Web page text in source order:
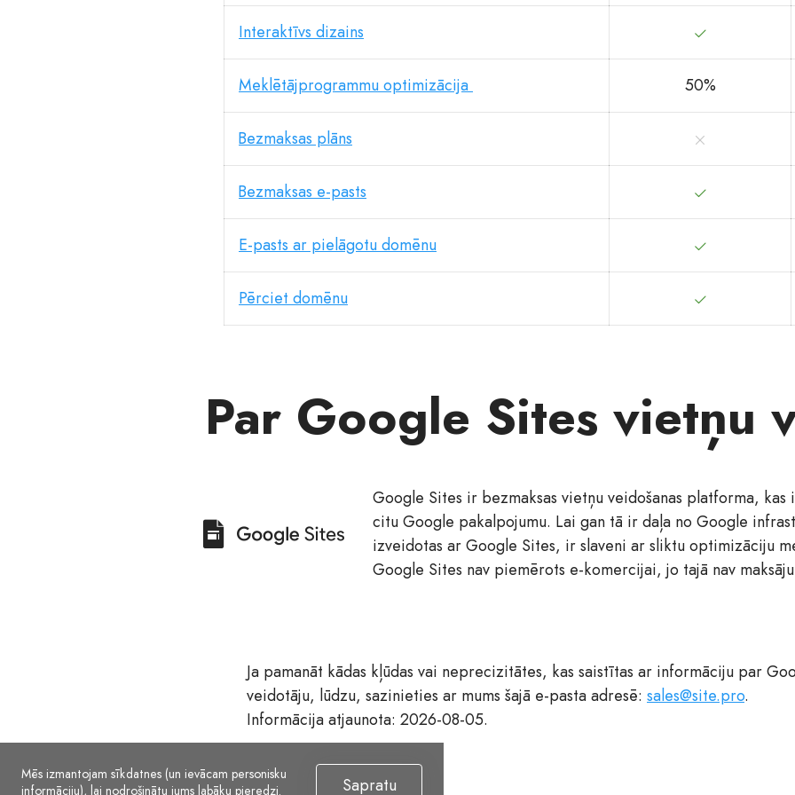
Interaktīvs dizains
Meklētājprogrammu optimizācija 50%
Bezmaksas plāns
Bezmaksas e-pasts
E-pasts ar pielāgotu domēnu
Pērciet domēnu
Par Google Sites vietņu
Google Sites ir bezmaksas vietņu veidošanas platforma,
citu Google pakalpojumu. Lai gan tā ir daļa no Google
izveidotas ar Google Sites, ir slaveni ar sliktu optimizāciju
Google Sites nav piemērots e-komercijai, jo tajā nav
Ja pamanāt kādas kļūdas vai neprecizitātes, kas saistītas ar informāciju par
veidotāju, lūdzu, sazinieties ar mums šajā e-pasta adresē: sales@site.pro.
Informācija atjaunota: 2026-08-05.
Mēs izmantojam sīkdatnes (un ievācam personisku
informāciju), lai nodrošinātu jums labāku pieredzi.
Sapratu